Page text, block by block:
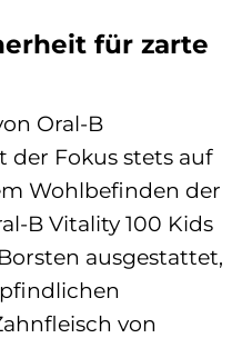
für zarte
Oral-B
Fokus stets auf
Wohlbefinden der
B Vitality 100 Kids
ausgestattet,
von